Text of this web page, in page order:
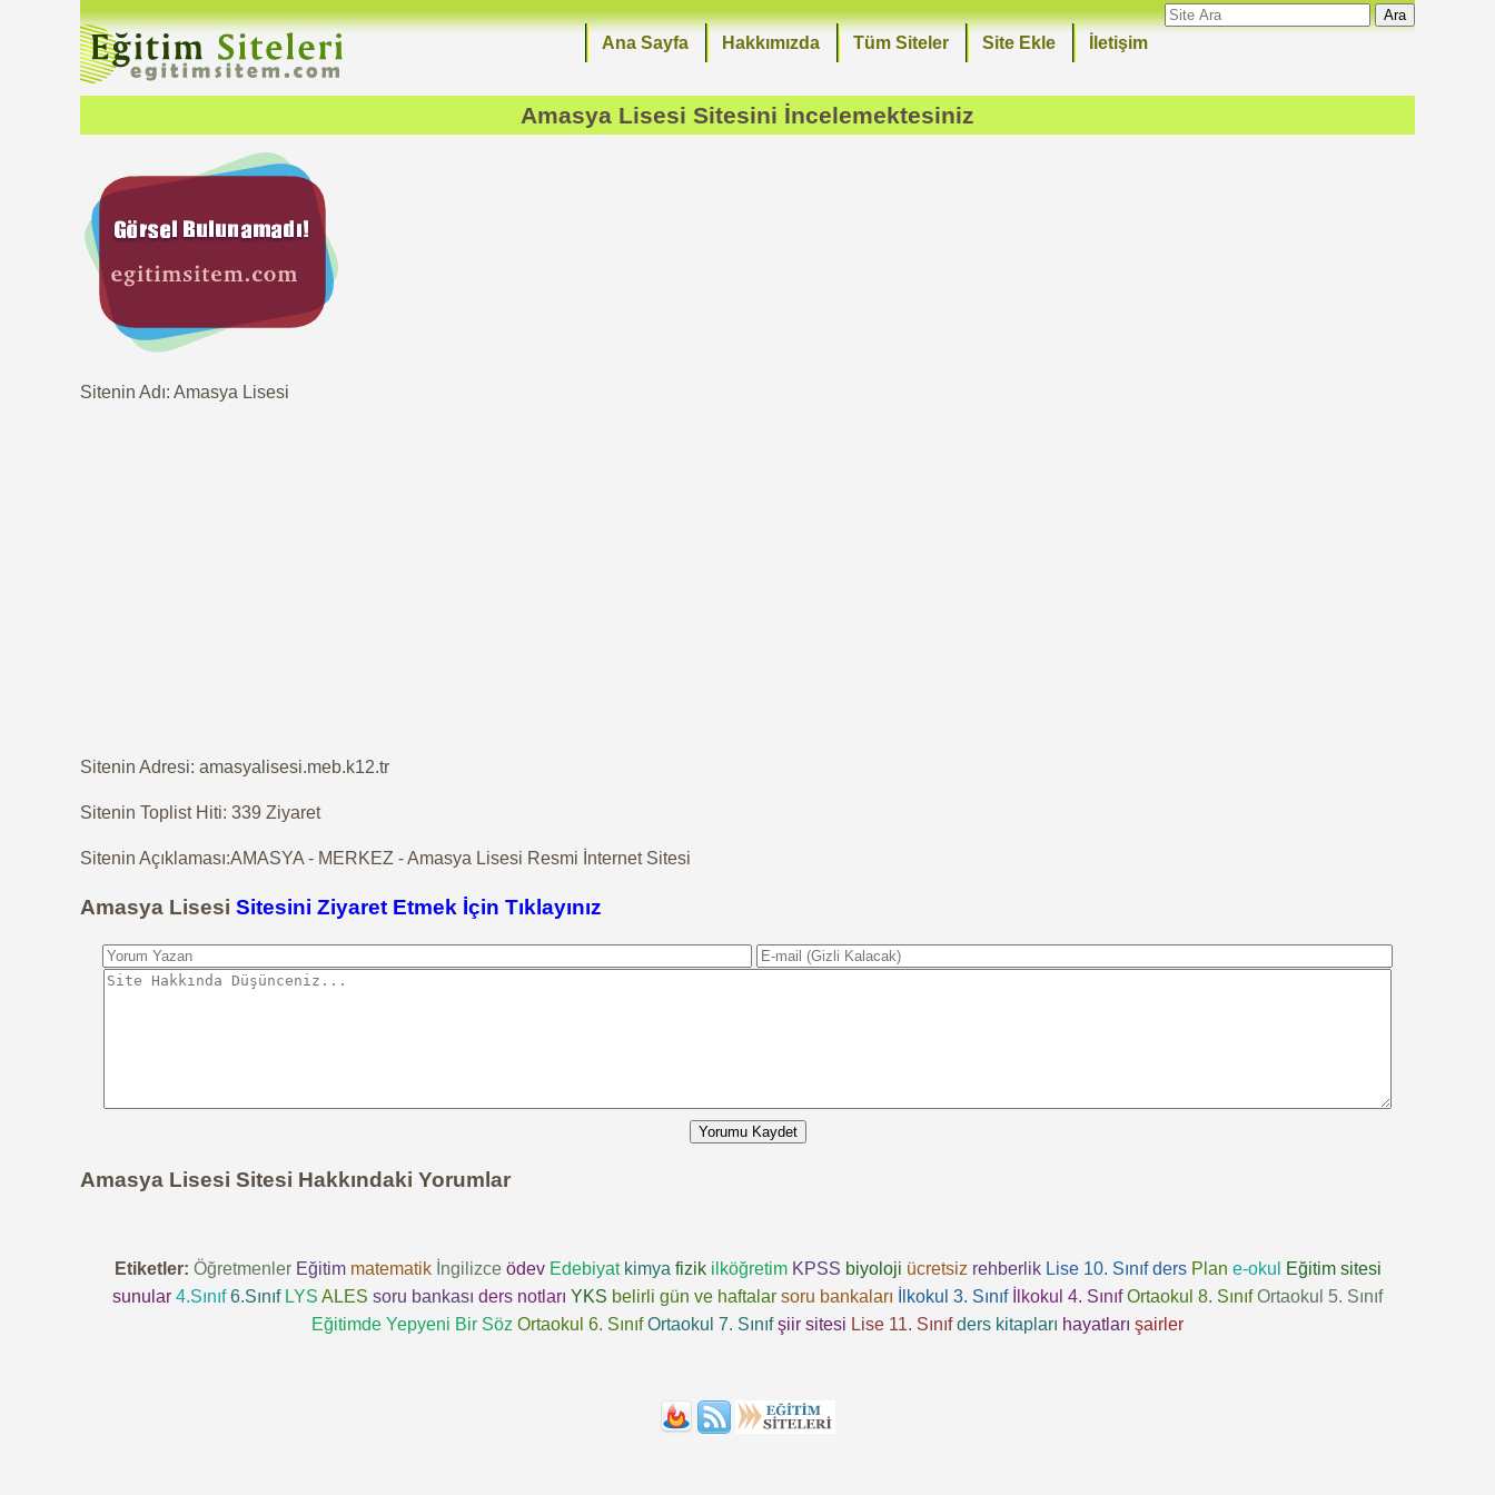
Ara
İletişim
Site Ekle
Tüm Siteler
Hakkımızda
Ana Sayfa
Amasya Lisesi Sitesini İncelemektesiniz
Sitenin Adı: Amasya Lisesi
Sitenin Adresi: amasyalisesi.meb.k12.tr
Sitenin Toplist Hiti: 339 Ziyaret
Sitenin Açıklaması:AMASYA - MERKEZ - Amasya Lisesi Resmi İnternet Sitesi
Amasya Lisesi Sitesini Ziyaret Etmek İçin Tıklayınız
Yorumu Kaydet
Amasya Lisesi Sitesi Hakkındaki Yorumlar
Etiketler: Öğretmenler Eğitim matematik İngilizce ödev Edebiyat kimya fizik ilköğretim KPSS biyoloji ücretsiz rehberlik Lise 10. Sınıf ders Plan e-okul
Eğitim sitesi
sunular 4.Sınıf 6.Sınıf LYS ALES soru bankası ders notları YKS belirli gün ve haftalar soru bankaları İlkokul 3. Sınıf İlkokul 4. Sınıf Ortaokul 8. Sınıf Ortaokul 5. Sınıf
Eğitimde Yepyeni Bir Söz Ortaokul 6. Sınıf Ortaokul 7. Sınıf şiir sitesi Lise 11. Sınıf ders kitapları hayatları şairler